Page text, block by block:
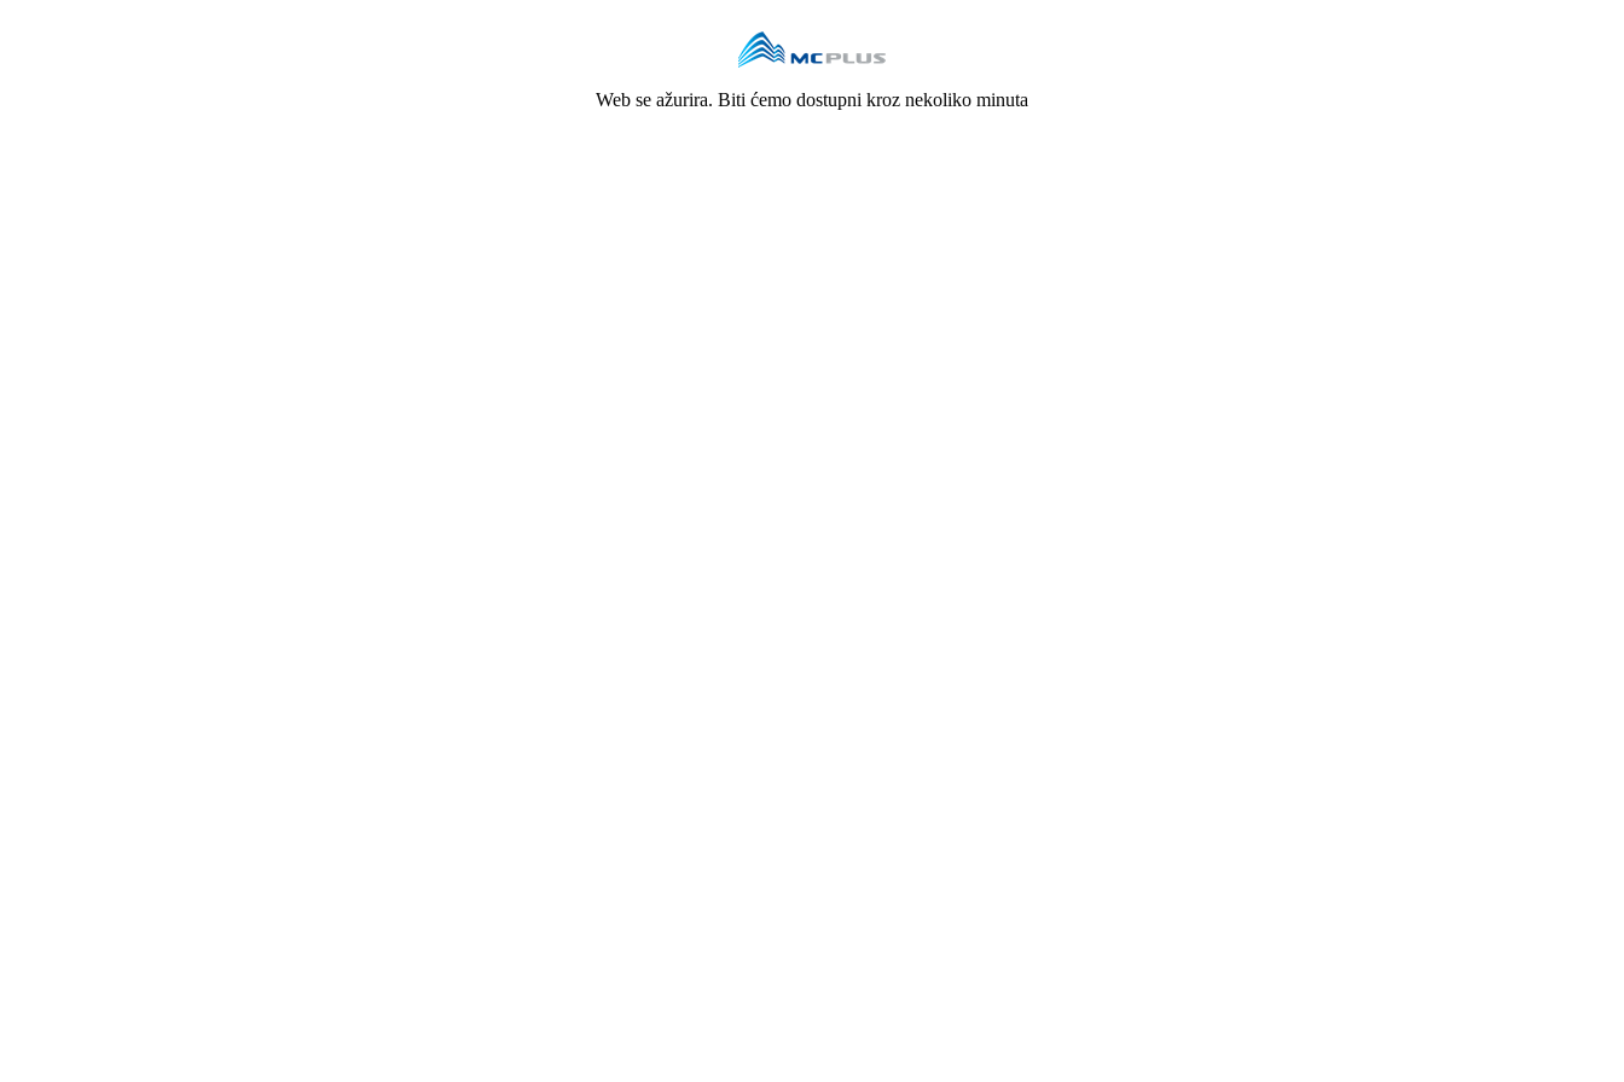
Web se ažurira. Biti ćemo dostupni kroz nekoliko minuta